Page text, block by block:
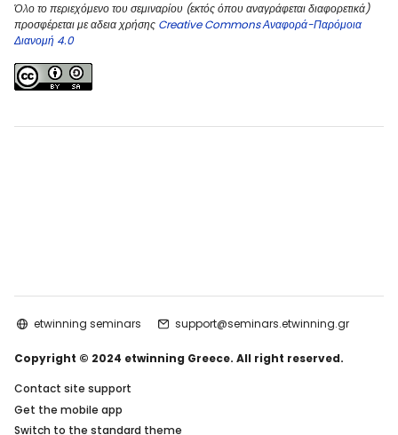
Όλο το περιεχόμενο του σεμιναρίου (εκτός όπου αναγράφεται διαφορετικά)
προσφέρεται με αδεια χρήσης Creative Commons Αναφορά-Παρόμοια
Διανομή 4.0
etwinning seminars support@seminars.etwinning.gr
Copyright © 2024 etwinning Greece. All right reserved.
Contact site support
Get the mobile app
Switch to the standard theme